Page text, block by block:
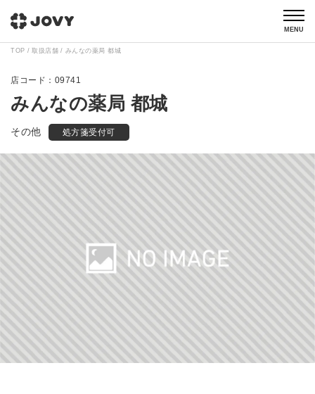
MENU
TOP 取扱店舗 みんなの薬局 都城
09741
みんなの薬局 都城
その他 処方箋受付可